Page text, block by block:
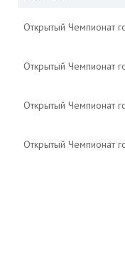
Открытый Чемпионат
Открытый Чемпионат
Открытый Чемпионат
Открытый Чемпионат